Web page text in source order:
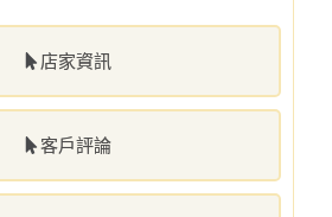
店家資訊
客戶評論